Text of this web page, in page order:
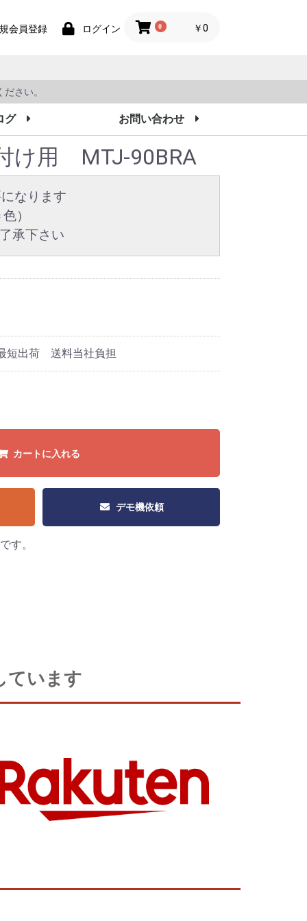
会員登録 ログイン 0 ￥0
さい。
グ お問い合わせ
け用 MTJ-90BRA
なります
）
承下さい
短出荷 送料当社負担
カートに入れる
デモ機依頼
す。
ています